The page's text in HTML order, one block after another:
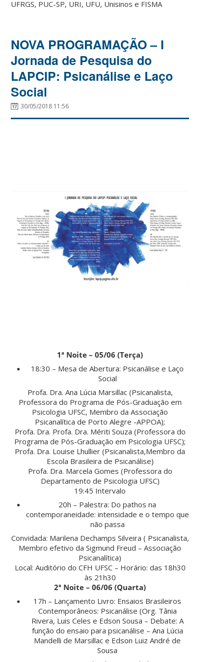
UFRGS, PUC-SP, URI, UFU, Unisinos e FISMA
NOVA PROGRAMAÇÃO – I
Jornada de Pesquisa do
LAPCIP: Psicanálise e Laço
Social
30/05/2018 11:56
1ª Noite – 05/06 (Terça)
18:30 – Mesa de Abertura: Psicanálise e Laço
Social
Profa. Dra. Ana Lúcia Marsillac (Psicanalista,
Professora do Programa de Pós-Graduação em
Psicologia UFSC, Membro da Associação
Psicanalítica de Porto Alegre -APPOA);
Profa. Dra. Profa. Dra. Mériti Souza (Professora do
Programa de Pós-Graduação em Psicologia UFSC);
Profa. Dra. Louise Lhullier (Psicanalista,Membro da
Escola Brasileira de Psicanálise)
Profa. Dra. Marcela Gomes (Professora do
Departamento de Psicologia UFSC)
19:45 Intervalo
20h – Palestra: Do pathos na
contemporaneidade: intensidade e o tempo que
não passa
Convidada: Marilena Dechamps Silveira ( Psicanalista,
Membro efetivo da Sigmund Freud – Associação
Psicanalítica)
Local: Auditório do CFH UFSC – Horário: das 18h30
às 21h30
2ª Noite – 06/06 (Quarta)
17h – Lançamento Livro: Ensaios Brasileiros
Contemporâneos: Psicanálise (Org. Tânia
Rivera, Luis Celes e Edson Sousa – Debate: A
função do ensaio para psicanálise – Ana Lúcia
Mandelli de Marsillac e Edson Luiz André de
Sousa